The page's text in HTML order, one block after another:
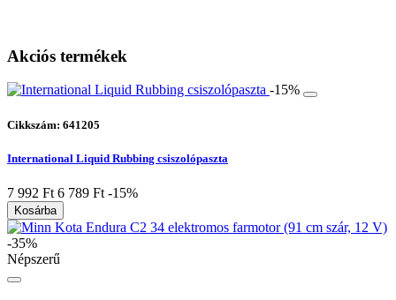
Akciós termékek
-15%
Cikkszám: 641205
International Liquid Rubbing csiszolópaszta
7 992 Ft 6 789 Ft -15%
Kosárba
-35%
Népszerű